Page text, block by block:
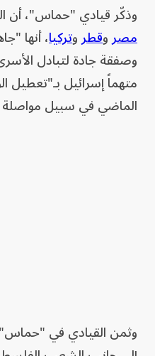
وذكّر قيادي "حماس"، أن
مصروقطروتركيا، أنها
وصفقة جادة لتبادل
متهماً إسرائيل بـ"تعطيل
الماضي في سبيل
وثمن القيادي في